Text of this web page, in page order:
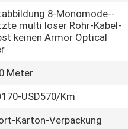
8-Monomode--
multi loser Rohr-Kabel-
keinen Armor Optical
Meter
USD570/Km
Karton-Verpackung